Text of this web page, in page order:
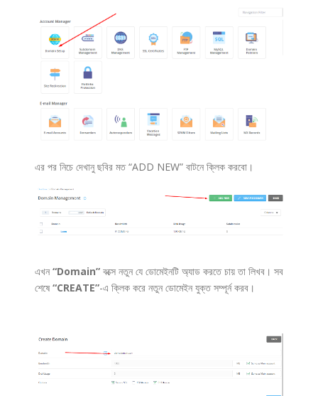
এর পর নিচে দেখানু ছবির মত “ADD NEW” বাটনে ক্লিক করবো।
এখন“Domain” বক্সে নতুন যে ডোমেইনটি অ্যাড করতে চায় তা লিখব। সব
শেষে“CREATE”-এ ক্লিক করে নতুন ডোমেইন যুক্ত সম্পূর্ন করব।